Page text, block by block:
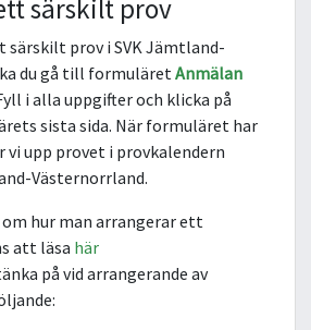
särskilt prov
särskilt prov i SVK Jämtland-
du gå till formuläretAnmälan
i alla uppgifter och klicka på
sista sida. När formuläret har
vi upp provet i provkalendern
Västernorrland.
hur man arrangerar ett
att läsa här
på vid arrangerande av